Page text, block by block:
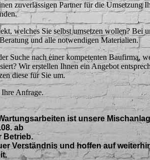
zuverlässigen Partner für die Umsetzung
welches Sie selbst umsetzen wollen? Bei
und alle notwendigen Materialien.
Suche nach einer kompetenten Baufirma,
Wir erstellen Ihnen ein Angebot
diese für Sie um.
Anfrage.
ist unsere
ab
Betrieb.
Verständnis und hoffen auf